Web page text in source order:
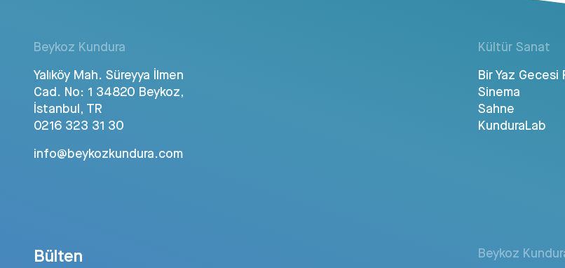
Beykoz Kundura
Yalıköy Mah. Süreyya İlmen
Cad. No: 1 34820 Beykoz,
İstanbul, TR
0216 323 31 30
info@beykozkundura.com
Kültür Sanat
Bir Yaz
Sinema
Sahne
KunduraLab
Bülten
Beykoz